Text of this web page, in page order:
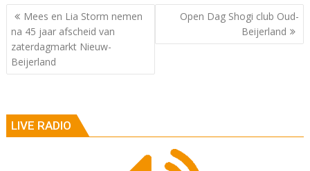
Berichtnavigatie
Mees en Lia Storm nemen
na 45 jaar afscheid van
zaterdagmarkt Nieuw-
Beijerland
Open Dag Shogi club Oud-
Beijerland
LIVE RADIO